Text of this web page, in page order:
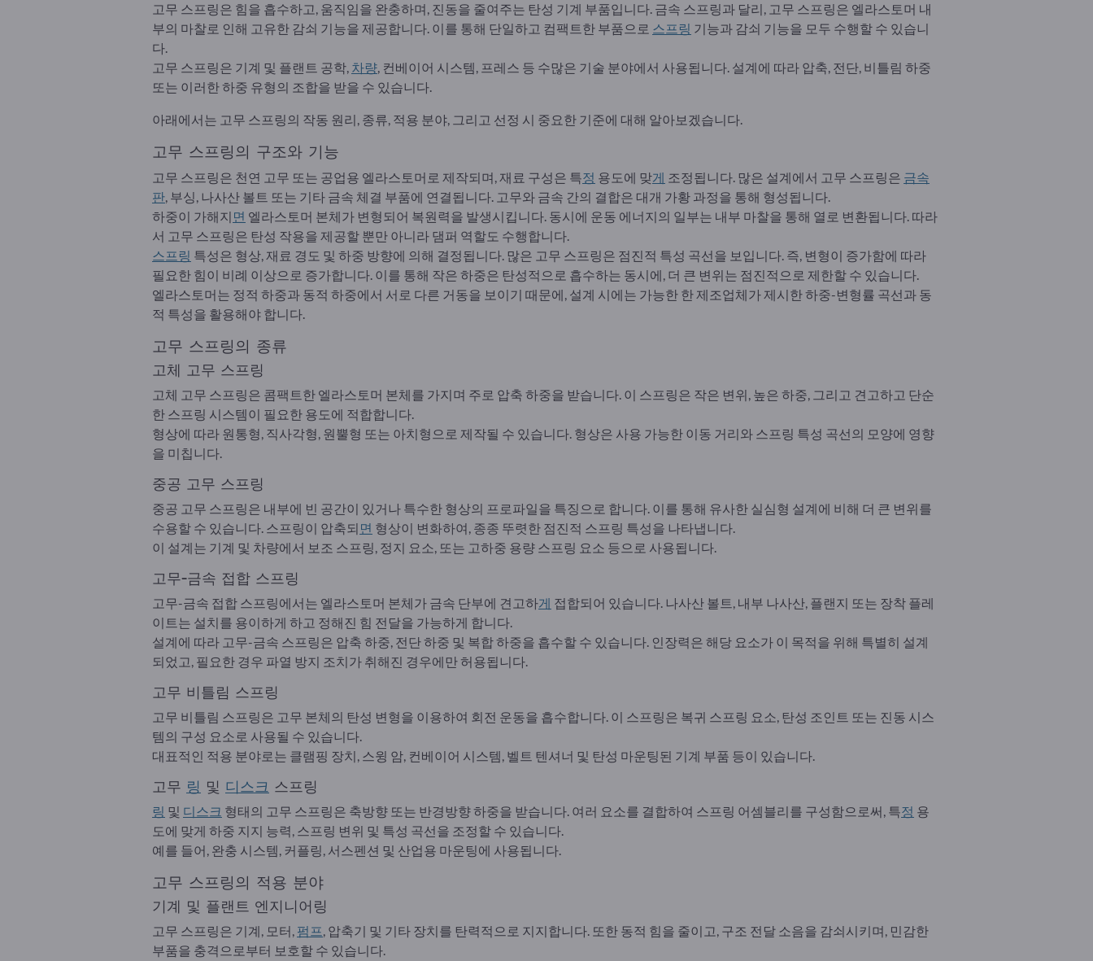
고무 스프링은 힘을 흡수하고, 움직임을 완충하며, 진동을 줄여주는 탄성 기계 부품입니다. 금속 스프링과 달리, 고무 스프링은 엘라스토머 내
부의 마찰로 인해 고유한 감쇠 기능을 제공합니다. 이를 통해 단일하고 컴팩트한 부품으로 스프링 기능과 감쇠 기능을 모두 수행할 수 있습니
다.
고무 스프링은 기계 및 플랜트 공학, 차량, 컨베이어 시스템, 프레스 등 수많은 기술 분야에서 사용됩니다. 설계에 따라 압축, 전단, 비틀림 하중
또는 이러한 하중 유형의 조합을 받을 수 있습니다.
아래에서는 고무 스프링의 작동 원리, 종류, 적용 분야, 그리고 선정 시 중요한 기준에 대해 알아보겠습니다.
고무 스프링의 구조와 기능
고무 스프링은 천연 고무 또는 공업용 엘라스토머로 제작되며, 재료 구성은 특정 용도에 맞게 조정됩니다. 많은 설계에서 고무 스프링은 금속
판, 부싱, 나사산 볼트 또는 기타 금속 체결 부품에 연결됩니다. 고무와 금속 간의 결합은 대개 가황 과정을 통해 형성됩니다.
하중이 가해지 면 엘라스토머 본체가 변형되어 복원력을 발생시킵니다. 동시에 운동 에너지의 일부는 내부 마찰을 통해 열로 변환됩니다. 따라
서 고무 스프링은 탄성 작용을 제공할 뿐만 아니라 댐퍼 역할도 수행합니다.
스프링 특성은 형상, 재료 경도 및 하중 방향에 의해 결정됩니다. 많은 고무 스프링은 점진적 특성 곡선을 보입니다. 즉, 변형이 증가함에 따라
필요한 힘이 비례 이상으로 증가합니다. 이를 통해 작은 하중은 탄성적으로 흡수하는 동시에, 더 큰 변위는 점진적으로 제한할 수 있습니다.
엘라스토머는 정적 하중과 동적 하중에서 서로 다른 거동을 보이기 때문에, 설계 시에는 가능한 한 제조업체가 제시한 하중-변형률 곡선과 동
적 특성을 활용해야 합니다.
고무 스프링의 종류
고체 고무 스프링
고체 고무 스프링은 콤팩트한 엘라스토머 본체를 가지며 주로 압축 하중을 받습니다. 이 스프링은 작은 변위, 높은 하중, 그리고 견고하고 단순
한 스프링 시스템이 필요한 용도에 적합합니다.
형상에 따라 원통형, 직사각형, 원뿔형 또는 아치형으로 제작될 수 있습니다. 형상은 사용 가능한 이동 거리와 스프링 특성 곡선의 모양에 영향
을 미칩니다.
중공 고무 스프링
중공 고무 스프링은 내부에 빈 공간이 있거나 특수한 형상의 프로파일을 특징으로 합니다. 이를 통해 유사한 실심형 설계에 비해 더 큰 변위를
수용할 수 있습니다. 스프링이 압축되 면 형상이 변화하여, 종종 뚜렷한 점진적 스프링 특성을 나타냅니다.
이 설계는 기계 및 차량에서 보조 스프링, 정지 요소, 또는 고하중 용량 스프링 요소 등으로 사용됩니다.
고무-금속 접합 스프링
고무-금속 접합 스프링에서는 엘라스토머 본체가 금속 단부에 견고하게 접합되어 있습니다. 나사산 볼트, 내부 나사산, 플랜지 또는 장착 플레
이트는 설치를 용이하게 하고 정해진 힘 전달을 가능하게 합니다.
설계에 따라 고무-금속 스프링은 압축 하중, 전단 하중 및 복합 하중을 흡수할 수 있습니다. 인장력은 해당 요소가 이 목적을 위해 특별히 설계
되었고, 필요한 경우 파열 방지 조치가 취해진 경우에만 허용됩니다.
고무 비틀림 스프링
고무 비틀림 스프링은 고무 본체의 탄성 변형을 이용하여 회전 운동을 흡수합니다. 이 스프링은 복귀 스프링 요소, 탄성 조인트 또는 진동 시스
템의 구성 요소로 사용될 수 있습니다.
대표적인 적용 분야로는 클램핑 장치, 스윙 암, 컨베이어 시스템, 벨트 텐셔너 및 탄성 마운팅된 기계 부품 등이 있습니다.
고무 링 및 디스크 스프링
링 및 디스크 형태의 고무 스프링은 축방향 또는 반경방향 하중을 받습니다. 여러 요소를 결합하여 스프링 어셈블리를 구성함으로써, 특정 용
도에 맞게 하중 지지 능력, 스프링 변위 및 특성 곡선을 조정할 수 있습니다.
예를 들어, 완충 시스템, 커플링, 서스펜션 및 산업용 마운팅에 사용됩니다.
고무 스프링의 적용 분야
기계 및 플랜트 엔지니어링
고무 스프링은 기계, 모터, 펌프, 압축기 및 기타 장치를 탄력적으로 지지합니다. 또한 동적 힘을 줄이고, 구조 전달 소음을 감쇠시키며, 민감한
부품을 충격으로부터 보호할 수 있습니다.